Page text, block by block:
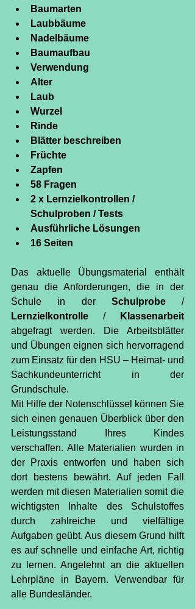
Baumarten
Laubbäume
Nadelbäume
Baumaufbau
Verwendung
Alter
Laub
Wurzel
Rinde
Blätter beschreiben
Früchte
Zapfen
58 Fragen
2 x Lernzielkontrollen /
Schulproben / Tests
Ausführliche Lösungen
16 Seiten
Das aktuelle Übungsmaterial enthält
genau die Anforderungen, die in der
Schule in der Schulprobe
/
Lernzielkontrolle /
Klassenarbeit
abgefragt werden. Die Arbeitsblätter
und Übungen eignen sich hervorragend
zum Einsatz für den HSU – Heimat- und
Sachkundeunterricht in der
Grundschule.
Mit Hilfe der Notenschlüssel können Sie
sich einen genauen Überblick über den
Leistungsstand Ihres Kindes
verschaffen. Alle Materialien wurden in
der Praxis entworfen und haben sich
dort bestens bewährt. Auf jeden Fall
werden mit diesen Materialien somit die
wichtigsten Inhalte des Schulstoffes
durch zahlreiche und vielfältige
Aufgaben geübt. Aus diesem Grund hilft
es auf schnelle und einfache Art, richtig
zu lernen. Angelehnt an die aktuellen
Lehrpläne in Bayern. Verwendbar für
alle Bundesländer.